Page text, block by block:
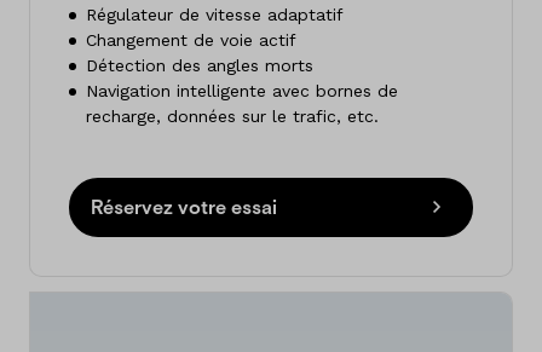
Régulateur de vitesse adaptatif
Changement de voie actif
Détection des angles morts
Navigation intelligente avec bornes de
recharge, données sur le trafic, etc.
Réservez votre essai